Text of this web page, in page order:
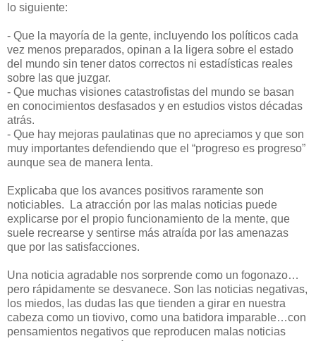
lo siguiente:
- Que la mayoría de la gente, incluyendo los políticos cada
vez menos preparados, opinan a la ligera sobre el estado
del mundo sin tener datos correctos ni estadísticas reales
sobre las que juzgar.
- Que muchas visiones catastrofistas del mundo se basan
en conocimientos desfasados y en estudios vistos décadas
atrás.
- Que hay mejoras paulatinas que no apreciamos y que son
muy importantes defendiendo que el “progreso es progreso”
aunque sea de manera lenta.
Explicaba que los avances positivos raramente son
noticiables. La atracción por las malas noticias puede
explicarse por el propio funcionamiento de la mente, que
suele recrearse y sentirse más atraída por las amenazas
que por las satisfacciones.
Una noticia agradable nos sorprende como un fogonazo…
pero rápidamente se desvanece. Son las noticias negativas,
los miedos, las dudas las que tienden a girar en nuestra
cabeza como un tiovivo, como una batidora imparable…con
pensamientos negativos que reproducen malas noticias